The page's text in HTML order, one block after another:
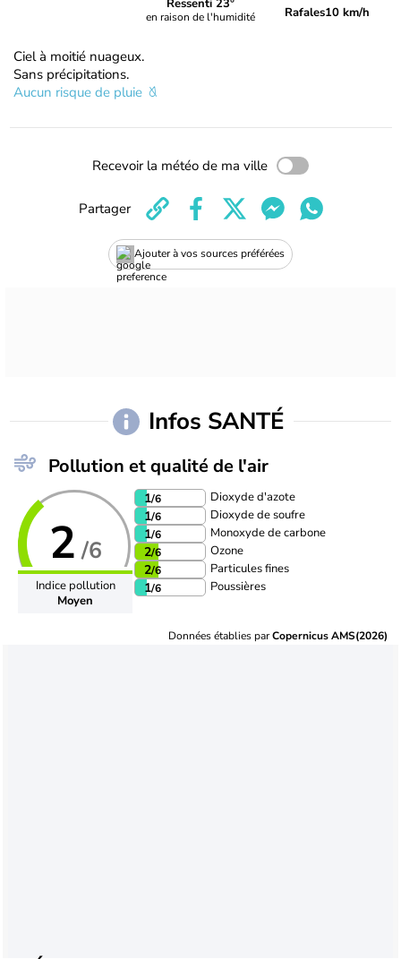
Ressenti 23°
en raison de l'humidité Rafales10 km/h
Ciel à moitié nuageux.
Sans précipitations.
Aucun risque de pluie
Recevoir la météo de ma ville
Ajouter à vos sources préférées
Partager
Infos SANTÉ
Pollution et qualité de l'air
2 /6
Indice pollution
Moyen
1/6 Dioxyde d'azote
1/6 Dioxyde de soufre
1/6 Monoxyde de carbone
2/6 Ozone
2/6 Particules fines
1/6 Poussières
Données établies parCopernicus AMS(2026)